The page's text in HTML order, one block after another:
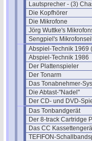
Lautsprecher - (3)
Die Kopfhörer
Die Mikrofone
Jörg Wuttke's
Sengpiel's
Abspiel-Technik 1969
Abspiel-Technik 1986
Der Plattenspieler
Der Tonarm
Das Tonabnehmer-
Die Abtast-"Nadel"
Der CD- und DVD-
Das Tonbandgerät
Der 8-track Cartridge
Das CC
TEFIFON-